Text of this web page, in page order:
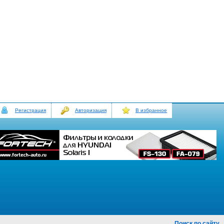
Регистрация Авторизация В избранное